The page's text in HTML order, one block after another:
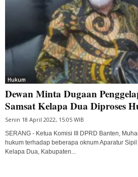
Hukum
Dewan Minta Dugaan
Samsat Kelapa Dua Diproses
Senin 18 April 2022, 15:05 WIB
SERANG - Ketua Komisi III DPRD Banten,
hukum terhadap beberapa oknum Aparatur
Kelapa Dua, Kabupaten...